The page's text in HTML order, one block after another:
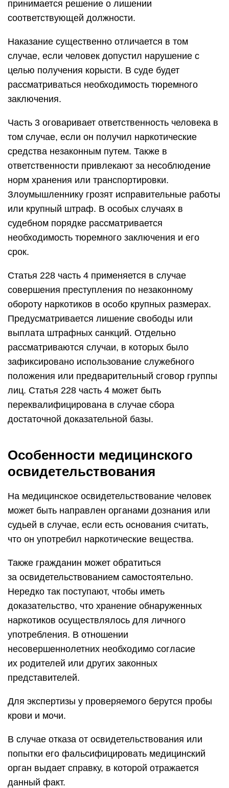
принимается решение о лишении
соответствующей должности.
Наказание существенно отличается в том
случае, если человек допустил нарушение с
целью получения корысти. В суде будет
рассматриваться необходимость тюремного
заключения.
Часть 3 оговаривает ответственность человека в
том случае, если он получил наркотические
средства незаконным путем. Также в
ответственности привлекают за несоблюдение
норм хранения или транспортировки.
Злоумышленнику грозят исправительные работы
или крупный штраф. В особых случаях в
судебном порядке рассматривается
необходимость тюремного заключения и его
срок.
Статья 228 часть 4 применяется в случае
совершения преступления по незаконному
обороту наркотиков в особо крупных размерах.
Предусматривается лишение свободы или
выплата штрафных санкций. Отдельно
рассматриваются случаи, в которых было
зафиксировано использование служебного
положения или предварительный сговор группы
лиц. Статья 228 часть 4 может быть
переквалифицирована в случае сбора
достаточной доказательной базы.
Особенности медицинского
освидетельствования
На медицинское освидетельствование человек
может быть направлен органами дознания или
судьей в случае, если есть основания считать,
что он употребил наркотические вещества.
Также гражданин может обратиться
за освидетельствованием самостоятельно.
Нередко так поступают, чтобы иметь
доказательство, что хранение обнаруженных
наркотиков осуществлялось для личного
употребления. В отношении
несовершеннолетних необходимо согласие
их родителей или других законных
представителей.
Для экспертизы у проверяемого берутся пробы
крови и мочи.
В случае отказа от освидетельствования или
попытки его фальсифицировать медицинский
орган выдает справку, в которой отражается
данный факт.